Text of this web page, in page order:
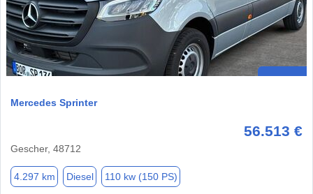
Mercedes Sprinter
56.513 €
Gescher, 48712
4.297 km Diesel 110 kw (150 PS)